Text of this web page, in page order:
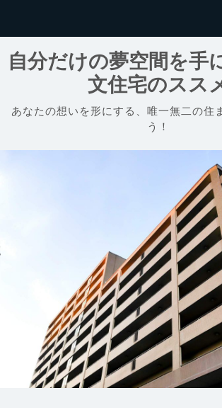
自分だけの夢空間を手
文住宅のスス
あなたの想いを形にする、唯一無二の住
う！